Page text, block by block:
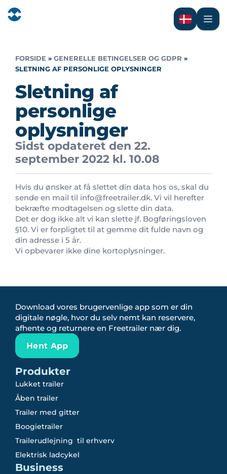
FORSIDE » GENERELLE BETINGELSER OG GDPR »
SLETNING AF PERSONLIGE OPLYSNINGER
Sletning af
personlige
oplysninger
Sidst opdateret den 22.
september 2022 kl. 10.08
Hvis du ønsker at få slettet din data hos os, skal du
sende en mail til info@freetrailer.dk. Vi vil herefter
bekræfte modtagelsen og slette din data.
Det er dog ikke alt vi kan slette jf. Bogføringsloven
§10. Vi er forpligtet til at gemme dit fulde navn og
din adresse i 5 år.
Vi opbevarer ikke dine kortoplysninger.
Download vores brugervenlige app som er din
digitale nøgle, hvor du selv nemt kan reservere,
afhente og returnere en Freetrailer nær dig.
Hent App
Produkter
Lukket trailer
Åben trailer
Trailer med gitter
Boogietrailer
Trailerudlejning til erhverv
Elektrisk ladcykel
Business